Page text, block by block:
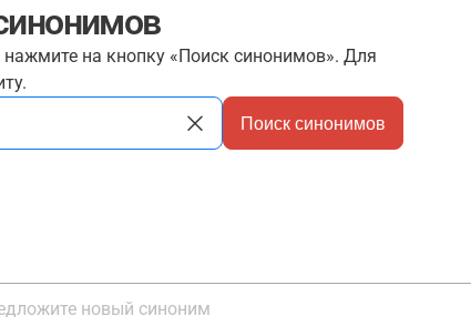
нажмите на кнопку «Поиск синонимов». Для
Поиск синонимов